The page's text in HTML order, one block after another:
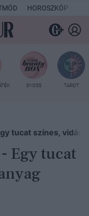
HOROSZKÓP
SYOSS TAROT
tucat színes,
Egy tucat